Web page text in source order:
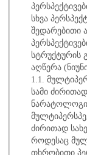
სხვა
შედარებითი
სტრუქტურის
აღწერა
1.1.
სამი
ძირითად
როდესაც
თხრობითი